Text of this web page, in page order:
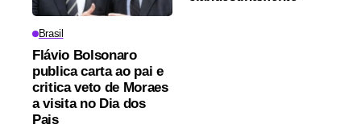
Brasil
Flávio Bolsonaro
publica carta ao pai e
critica veto de Moraes
a visita no Dia dos
Pais